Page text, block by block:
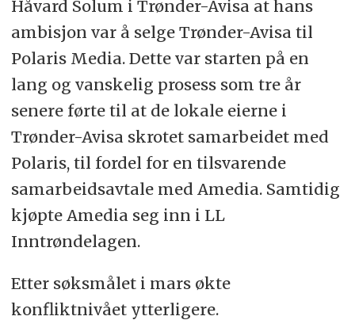
Håvard Solum i Trønder-Avisa at hans
ambisjon var å selge Trønder-Avisa til
Polaris Media. Dette var starten på en
lang og vanskelig prosess som tre år
senere førte til at de lokale eierne i
Trønder-Avisa skrotet samarbeidet med
Polaris, til fordel for en tilsvarende
samarbeidsavtale med Amedia. Samtidig
kjøpte Amedia seg inn i LL
Inntrøndelagen.
Etter søksmålet i mars økte
konfliktnivået ytterligere.